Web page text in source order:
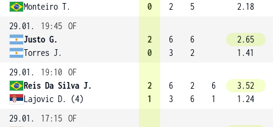
Monteiro T.
0
2
5
2.18
29.01.
19:45 OF
Justo G.
Torres J.
2
0
6
3
6
2
2.65
1.41
29.01.
19:10 OF
Reis Da Silva J.
Lajovic D. (4)
2
1
6
3
2
6
6
1
3.52
1.24
29.01.
17:15 OF